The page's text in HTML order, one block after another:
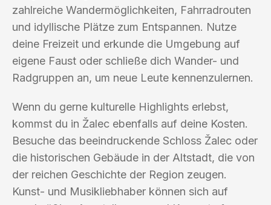
zahlreiche Wandermöglichkeiten, Fahrradrouten
und idyllische Plätze zum Entspannen. Nutze
deine Freizeit und erkunde die Umgebung auf
eigene Faust oder schließe dich Wander- und
Radgruppen an, um neue Leute kennenzulernen.
Wenn du gerne kulturelle Highlights erlebst,
kommst du in Žalec ebenfalls auf deine Kosten.
Besuche das beeindruckende Schloss Žalec oder
die historischen Gebäude in der Altstadt, die von
der reichen Geschichte der Region zeugen.
Kunst- und Musikliebhaber können sich auf